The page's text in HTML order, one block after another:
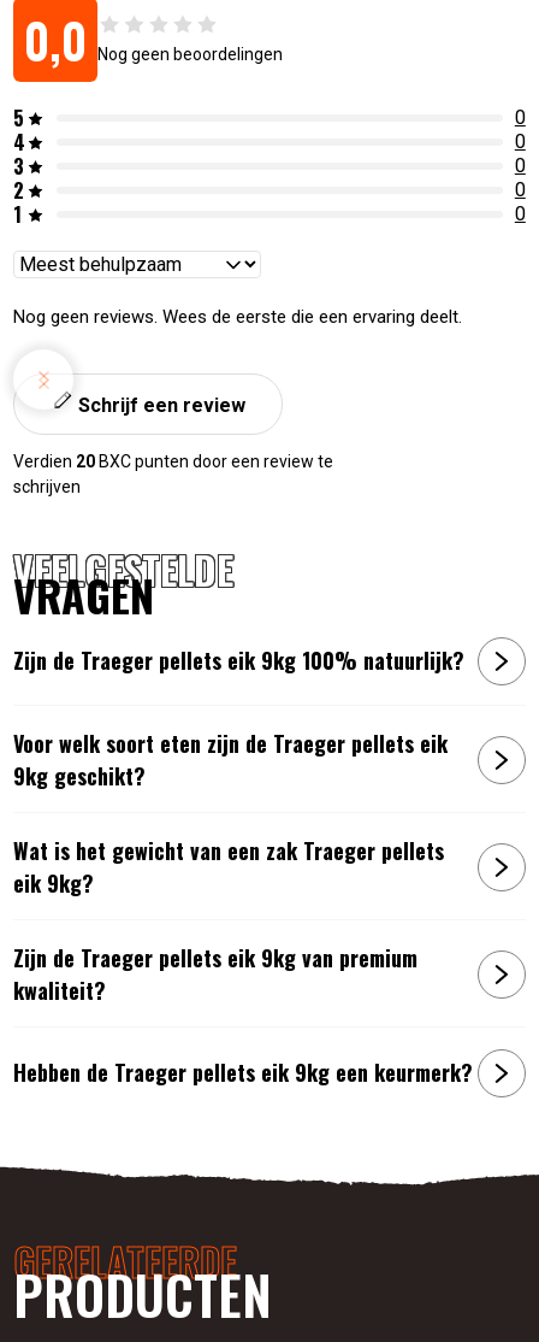
0,0 Nog geen beoordelingen
5 0
4 0
3 0
2 0
1 0
Reviews
Nog geen reviews. Wees de eerste die een ervaring deelt.
Schrijf een review
Verdien 20 BXC punten door een review te
schrijven
VEELGESTELDE
VRAGEN
Zijn de Traeger pellets eik 9kg 100% natuurlijk?
Voor welk soort eten zijn de Traeger pellets eik
9kg geschikt?
Wat is het gewicht van een zak Traeger pellets
eik 9kg?
Zijn de Traeger pellets eik 9kg van premium
kwaliteit?
Hebben de Traeger pellets eik 9kg een keurmerk?
GERELATEERDE
PRODUCTEN